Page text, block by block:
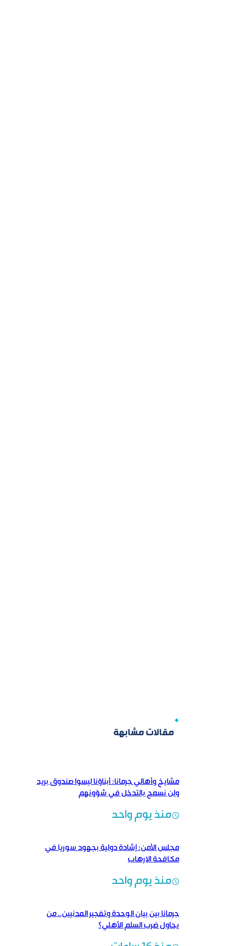
مقالات مشابهة
مشايخ وأهالي جرمانا: أبناؤنا ليسوا صندوق بريد
ولن نسمح بالتدخل في شؤونهم
منذ يوم واحد
مجلس الأمن: إشادة دولية بجهود سوريا في
مكافحة الإرهاب
منذ يوم واحد
جرمانا بين بيان الوحدة وتفجير المدنيين.. من
يحاول ضرب السلم الأهلي؟